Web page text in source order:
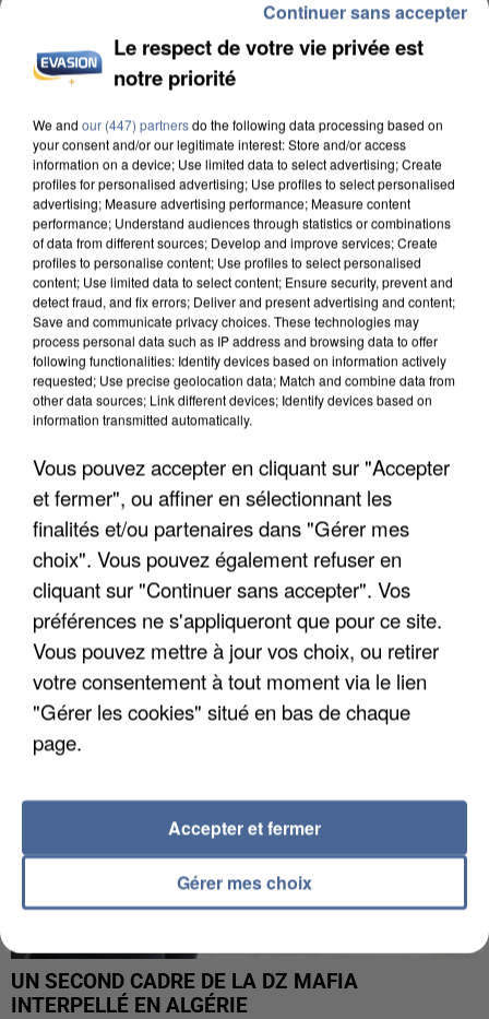
APRÈS TOUTES CES CANICULES, LES REFUGES
DE FAUNE SAUVAGE SONT...
L’UN DES FONDATEURS SUPPOSÉS DE LA DZ
MAFIA INTERPELLÉ EN ALGÉRIE
UN SECOND CADRE DE LA DZ MAFIA
INTERPELLÉ EN ALGÉRIE
Le respect de votre vie privée est
notre priorité
We and our (447) partnersdo the following data processing based on
your consent and/or our legitimate interest: Store and/or access
information on a device; Use limited data to select advertising; Create
profiles for personalised advertising; Use profiles to select personalised
advertising; Measure advertising performance; Measure content
performance; Understand audiences through statistics or combinations
of data from different sources; Develop and improve services; Create
profiles to personalise content; Use profiles to select personalised
content; Use limited data to select content; Ensure security, prevent and
detect fraud, and fix errors; Deliver and present advertising and content;
Save and communicate privacy choices. These technologies may
process personal data such as IP address and browsing data to offer
following functionalities: Identify devices based on information actively
requested; Use precise geolocation data; Match and combine data from
other data sources; Link different devices; Identify devices based on
information transmitted automatically.
Vous pouvez accepter en cliquant sur "Accepter
et fermer", ou affiner en sélectionnant les
finalités et/ou partenaires dans "Gérer mes
choix". Vous pouvez également refuser en
cliquant sur "Continuer sans accepter". Vos
préférences ne s'appliqueront que pour ce site.
Vous pouvez mettre à jour vos choix, ou retirer
votre consentement à tout moment via le lien
"Gérer les cookies" situé en bas de chaque
page.
Gérer mes choix
Accepter et fermer
Continuer sans accepter